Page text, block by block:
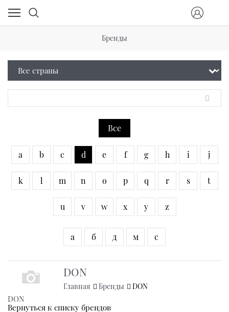
Бренды
Все
a b c d e f g h i j
k l m n o p q r s t
u v w x y z
а б д м с
DON
Главная Бренды DON
DON
Вернуться к списку брендов